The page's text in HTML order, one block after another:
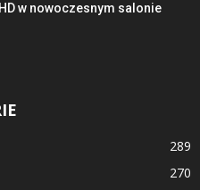
w nowoczesnym salonie
289
270